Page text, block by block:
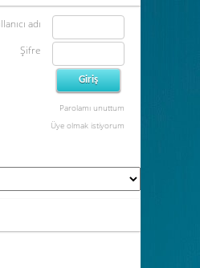
adı
Şifre
Parolamı unuttum
Üye olmak istiyorum